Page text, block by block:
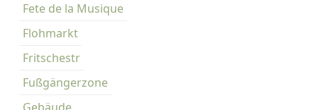
Fete de la Musique
Flohmarkt
Fritschestr
Fußgängerzone